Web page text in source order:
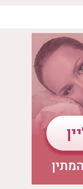
לדף בית הספא